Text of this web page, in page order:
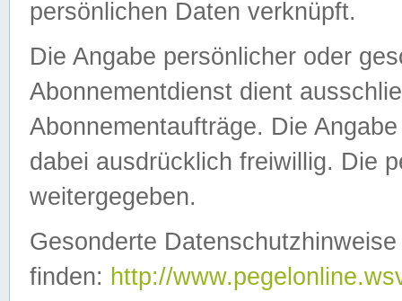
persönlichen Daten verknüpft.
Die Angabe persönlicher oder
Abonnementdienst dient
Abonnementaufträge. Die
dabei ausdrücklich freiwillig. Die
weitergegeben.
Gesonderte
finden: http://